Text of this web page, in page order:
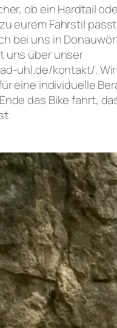
ob ein Hardtail
eurem Fahrstil
bei uns in
uns über unser
uhl.de/kontakt/.
eine individuelle
das Bike fahrt,